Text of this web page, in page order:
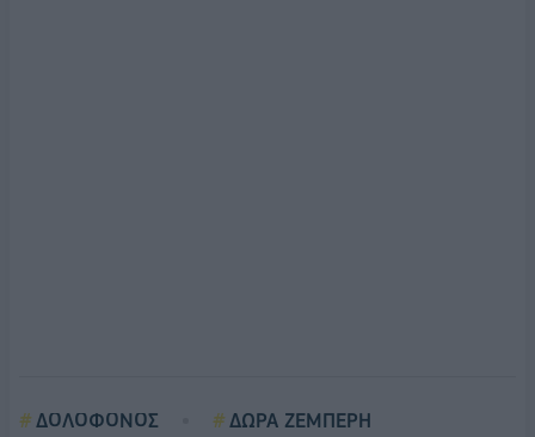
ΔΟΛΟΦΟΝΟΣ ΔΩΡΑ ΖΕΜΠΕΡΗ